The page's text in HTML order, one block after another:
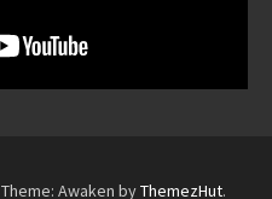
Theme: Awaken byThemezHut.